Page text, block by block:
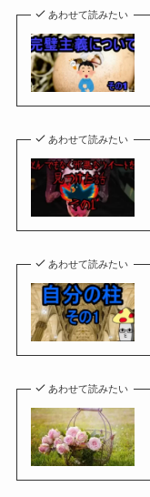
あわせて読みたい
あわせて読みたい
あわせて読みたい
あわせて読みたい